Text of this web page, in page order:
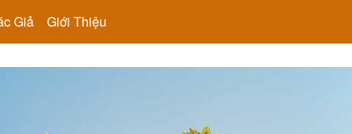
Giả Giới Thiệu